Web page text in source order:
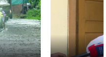
പരീക്ഷകൾക്ക്